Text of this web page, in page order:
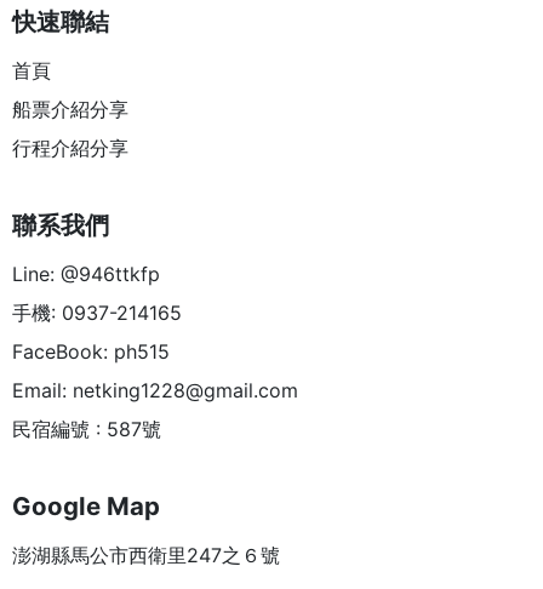
快速聯結
首頁
船票介紹分享
行程介紹分享
聯系我們
Line: @946ttkfp
手機: 0937-214165
FaceBook: ph515
Email: netking1228@gmail.com
民宿編號 : 587號
Google Map
澎湖縣馬公市西衛里247之６號